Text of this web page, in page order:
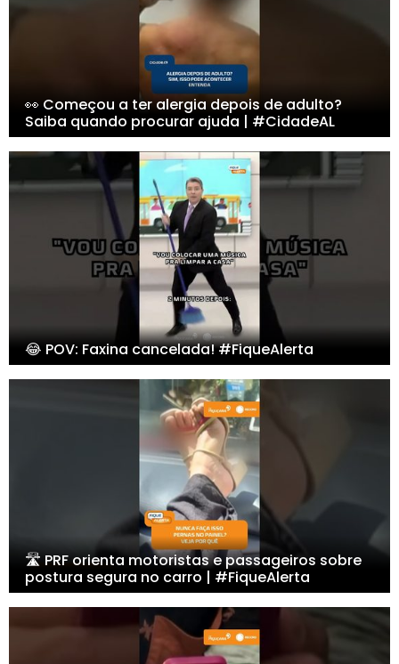
👀 Começou a ter alergia depois de adulto?
Saiba quando procurar ajuda | #CidadeAL
😂 POV: Faxina cancelada! #FiqueAlerta
🛣️ PRF orienta motoristas e passageiros sobre
postura segura no carro | #FiqueAlerta